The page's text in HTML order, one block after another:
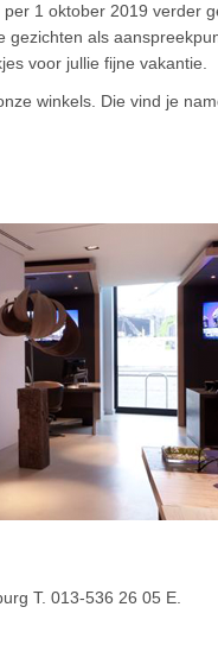
1 oktober 2019 verder
als
voor jullie fijne vakantie.
winkels. Die vind je
T. 013-536 26 05 E.